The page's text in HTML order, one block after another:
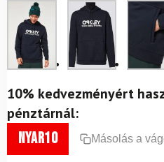
10% kedvezményért
pénztárnál:
nyar10 Másolás a